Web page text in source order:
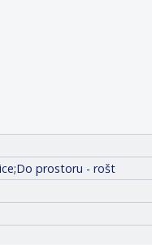
prostoru - rošt